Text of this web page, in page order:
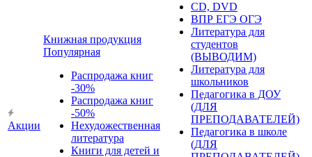
Акции
Книжная продукция
Популярная
Распродажа книг
-30%
Распродажа книг
-50%
Нехудожественная
литература
Книги для детей и
CD, DVD
ВПР ЕГЭ ОГЭ
Литература для
студентов
(ВЫВОДИМ)
Литература для
школьников
Педагогика в ДОУ
(ДЛЯ
ПРЕПОДАВАТЕЛЕЙ)
Педагогика в школе
(ДЛЯ